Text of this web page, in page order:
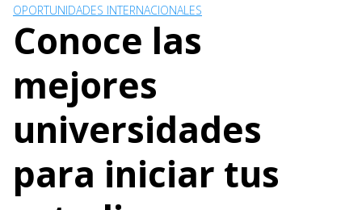
OPORTUNIDADES INTERNACIONALES
Conoce las
mejores
universidades
para iniciar tus